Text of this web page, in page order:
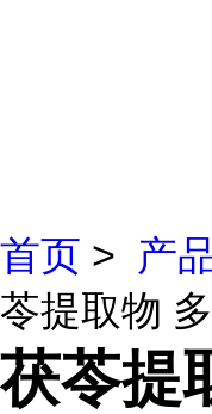
首页 > 产
苓提取物
茯苓提